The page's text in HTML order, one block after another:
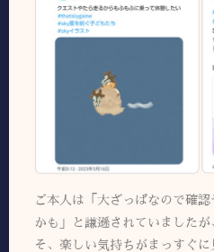
ご本人は「大ざっぱなので確
かも」と謙遜されていました
そ、楽しい気持ちがまっすぐ